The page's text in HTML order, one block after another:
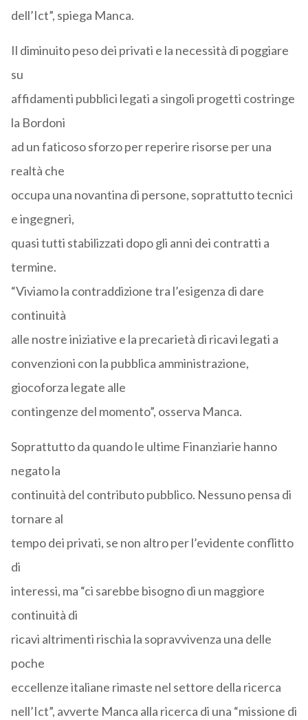
dell’Ict”, spiega Manca.
Il diminuito peso dei privati e la necessità di poggiare
su
affidamenti pubblici legati a singoli progetti costringe
la Bordoni
ad un faticoso sforzo per reperire risorse per una
realtà che
occupa una novantina di persone, soprattutto tecnici
e ingegneri,
quasi tutti stabilizzati dopo gli anni dei contratti a
termine.
“Viviamo la contraddizione tra l’esigenza di dare
continuità
alle nostre iniziative e la precarietà di ricavi legati a
convenzioni con la pubblica amministrazione,
giocoforza legate alle
contingenze del momento”, osserva Manca.
Soprattutto da quando le ultime Finanziarie hanno
negato la
continuità del contributo pubblico. Nessuno pensa di
tornare al
tempo dei privati, se non altro per l’evidente conflitto
di
interessi, ma “ci sarebbe bisogno di un maggiore
continuità di
ricavi altrimenti rischia la sopravvivenza una delle
poche
eccellenze italiane rimaste nel settore della ricerca
nell’Ict”, avverte Manca alla ricerca di una “missione di